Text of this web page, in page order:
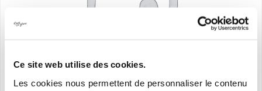
Ce site web utilise des cookies.
Les cookies nous permettent de personnaliser le contenu